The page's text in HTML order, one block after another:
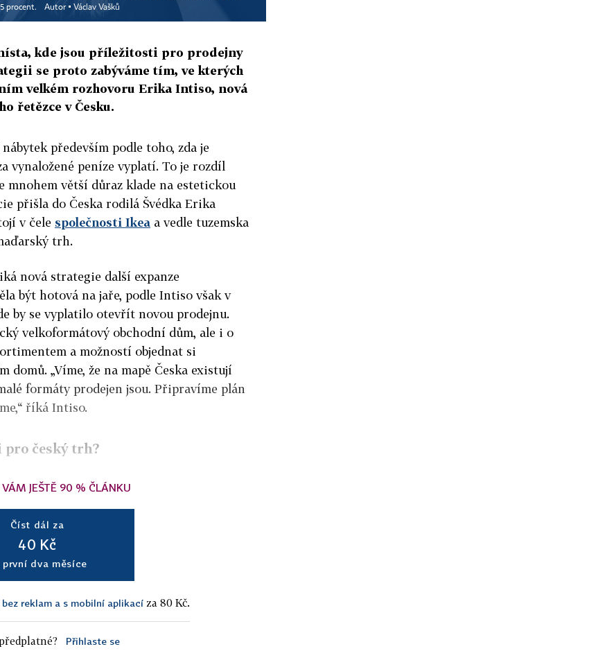
procent.
Autor ▪ Václav Vašků
kde jsou příležitosti pro prodejny
se proto zabýváme tím, ve kterých
velkém rozhovoru Erika Intiso, nová
řetězce v Česku.
především podle toho, zda je
vynaložené peníze vyplatí. To je rozdíl
mnohem větší důraz klade na estetickou
přišla do Česka rodilá Švédka Erika
v čele společnosti Ikea a vedle tuzemska
trh.
nová strategie další expanze
být hotová na jaře, podle Intiso však v
by se vyplatilo otevřít novou prodejnu.
velkoformátový obchodní dům, ale i o
a možností objednat si
domů. „Víme, že na mapě Česka existují
formáty prodejen jsou. Připravíme plán
říká Intiso.
pro český trh?
JEŠTĚ 90 % ČLÁNKU
Číst dál za
40 Kč
první dva měsíce
reklam a s mobilní aplikací za 80 Kč.
Přihlaste se